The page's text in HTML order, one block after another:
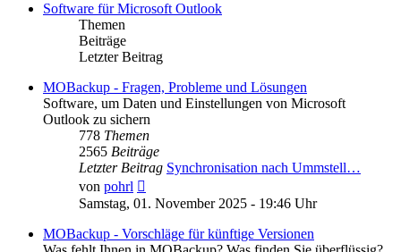
Software für Microsoft Outlook
Themen
Beiträge
Letzter Beitrag
MOBackup - Fragen, Probleme und Lösungen
Software, um Daten und Einstellungen von Microsoft
Outlook zu sichern
778 Themen
2565 Beiträge
Letzter Beitrag Synchronisation nach Ummstell…
von pohrl
Beitrag
Samstag, 01. November 2025 - 19:46 Uhr
MOBackup - Vorschläge für künftige Versionen